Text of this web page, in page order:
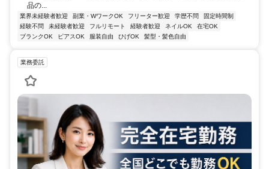
品の...
業界未経験者歓迎 副業・WワークOK フリーター歓迎 学歴不問
固定時間制
経験不問
未経験者歓迎 フルリモート 経験者歓迎 ネイルOK
在宅OK
ブランクOK
ピアスOK 服装自由 ひげOK 髪型・髪色自由
業務委託